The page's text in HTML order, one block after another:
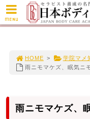
HOME > 学院マメ
雨ニモマケズ、眠気ニ
雨ニモマケズ、
MENU